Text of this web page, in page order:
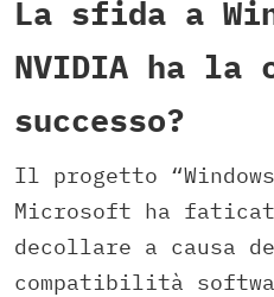
La sfida a
NVIDIA ha la
successo?
Il progetto
Microsoft ha
decollare a causa
compatibilità